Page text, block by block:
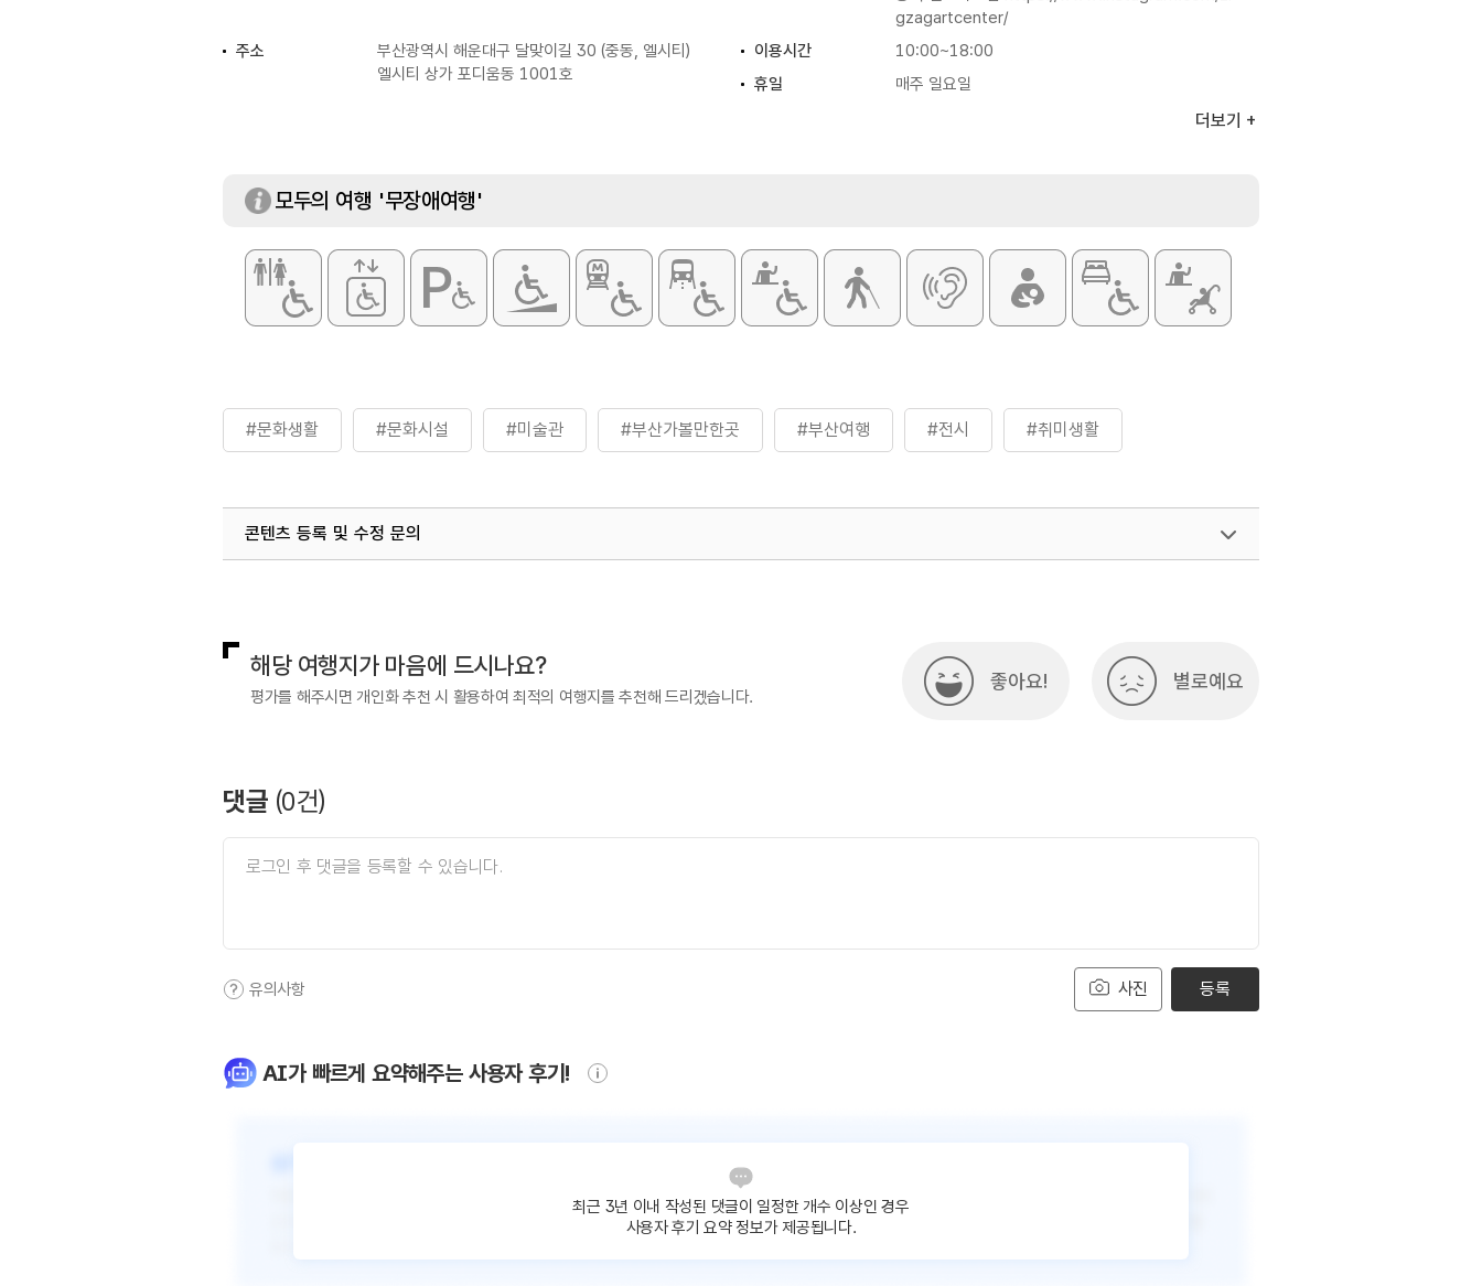
gzagartcenter/
주소
부산광역시 해운대구 달맞이길 30 (중동, 엘시티)
엘시티 상가 포디움동 1001호
이용시간
10:00~18:00
휴일
매주 일요일
더보기
모두의 여행 '무장애여행'
#문화생활 #문화시설 #미술관 #부산가볼만한곳 #부산여행 #전시 #취미생활
콘텐츠 등록 및 수정 문의
해당 여행지가 마음에 드시나요?
평가를 해주시면 개인화 추천 시 활용하여 최적의 여행지를 추천해 드리겠습니다.
좋아요! 별로예요
댓글 (0건)
사진
유의사항 등록
AI가 빠르게 요약해주는 사용자 후기!
최근 3년 이내 작성된 댓글이 일정한 개수 이상인 경우
사용자 후기 요약 정보가 제공됩니다.